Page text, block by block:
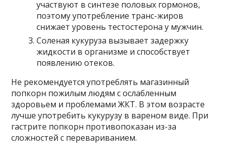
участвуют в синтезе половых гормонов,
поэтому употребление транс-жиров
снижает уровень тестостерона у мужчин.
Соленая кукуруза вызывает задержку
жидкости в организме и способствует
появлению отеков.
Не рекомендуется употреблять магазинный
попкорн пожилым людям с ослабленным
здоровьем и проблемами ЖКТ. В этом возрасте
лучше употребить кукурузу в вареном виде. При
гастрите попкорн противопоказан из-за
сложностей с перевариванием.